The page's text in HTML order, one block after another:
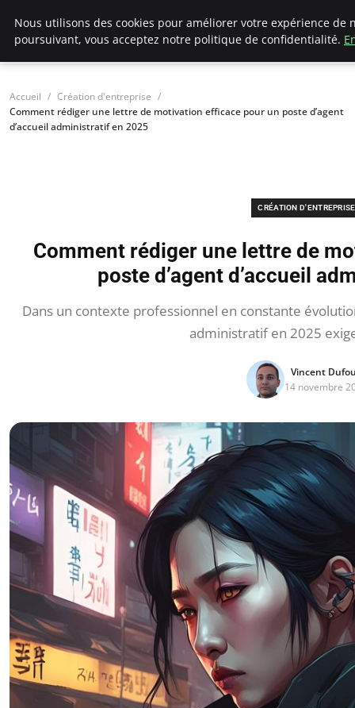
LECFCM
Accueil
Création d'entreprise
Comment rédiger une lettre de motivation efficace pour un poste d’agent
d’accueil administratif en 2025
CRÉATION D'ENTREPRISE
Comment rédiger une lettre de
poste d’agent d’accueil
Dans un contexte professionnel en constante
administratif en 2025
Vincent
14 novembre
Nous utilisons des cookies pour améliorer votre expérience de
poursuivant, vous acceptez notre politique de confidentialité.